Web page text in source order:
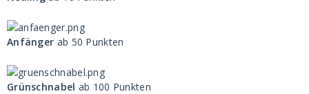
Anfänger ab 50 Punkten
Grünschnabel ab 100 Punkten